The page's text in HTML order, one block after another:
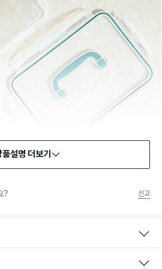
위생법에서 정한 규격에 따라 제조되어 식품 또
사용할 수 있는 식품용기구라는 표시입니다.
품설명 더보기
? 신고